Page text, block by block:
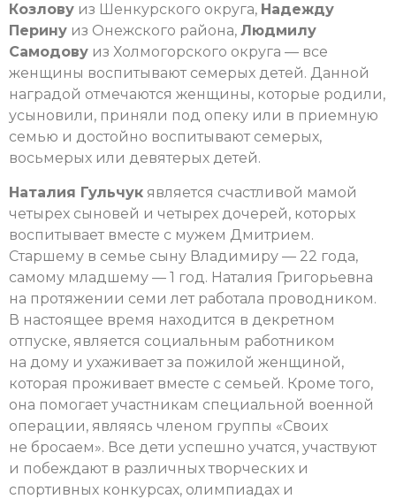
Козлову из Шенкурского округа, Надежду
Перину из Онежского района, Людмилу
Самодову из Холмогорского округа — все
женщины воспитывают семерых детей. Данной
наградой отмечаются женщины, которые родили,
усыновили, приняли под опеку или в приемную
семью и достойно воспитывают семерых,
восьмерых или девятерых детей.
Наталия Гульчук является счастливой мамой
четырех сыновей и четырех дочерей, которых
воспитывает вместе с мужем Дмитрием.
Старшему в семье сыну Владимиру — 22 года,
самому младшему — 1 год. Наталия Григорьевна
на протяжении семи лет работала проводником.
В настоящее время находится в декретном
отпуске, является социальным работником
на дому и ухаживает за пожилой женщиной,
которая проживает вместе с семьей. Кроме того,
она помогает участникам специальной военной
операции, являясь членом группы «Своих
не бросаем». Все дети успешно учатся, участвуют
и побеждают в различных творческих и
спортивных конкурсах, олимпиадах и